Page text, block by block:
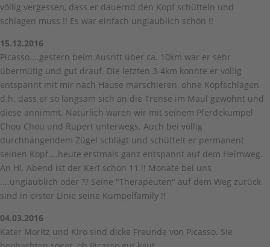
völlig vergessen, dass er dauernd den Kopf schütteln und
schlagen muss !! Es war einfach unglaublich schön !!
15.12.2016
Picasso....gestern beim Ausritt über ca. 10km war er sehr
übermütig und gut drauf. Die letzten 3-4km konnte er völlig
entspannt mit mir nach Hause marschieren, ohne Kopfschlagen
d.h. dass er so langsam sich an die Trense im Maul gewöhnt und
diese annimmt. Natürlich waren wir mit seinem Pferdekumpel
Chou Chou und Rupert unterwegs. Auch bei völlig
durchhängendem Zügel schlägt und schüttelt er permanent
seinen Kopf....heute erstmals ganz entspannt auf dem Heimweg.
An Hl. Abend ist der Kerl schon 11 !! Monate bei uns
....unglaublich oder ?? Seine "Therapeuten" auf dem Weg zurück
sind in erster Linie seine Kumpelfamily !!
04.03.2016
Kater Moritz und Kiro sind dicke Freunde von Picasso. Sie